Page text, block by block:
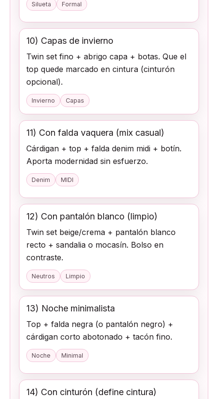
Silueta Formal
10) Capas de invierno
Twin set fino + abrigo capa + botas. Que el
top quede marcado en cintura (cinturón
opcional).
Invierno Capas
11) Con falda vaquera (mix casual)
Cárdigan + top + falda denim midi + botín.
Aporta modernidad sin esfuerzo.
Denim MIDI
12) Con pantalón blanco (limpio)
Twin set beige/crema + pantalón blanco
recto + sandalia o mocasín. Bolso en
contraste.
Neutros Limpio
13) Noche minimalista
Top + falda negra (o pantalón negro) +
cárdigan corto abotonado + tacón fino.
Noche Minimal
14) Con cinturón (define cintura)